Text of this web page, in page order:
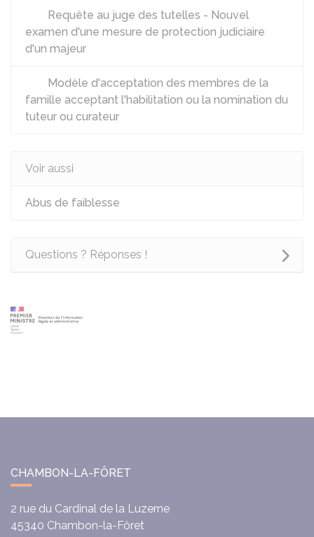
Requête au juge des tutelles - Nouvel
examen d'une mesure de protection judiciaire
d'un majeur
Modèle d'acceptation des membres de la
famille acceptant l'habilitation ou la nomination du
tuteur ou curateur
Voir aussi
Abus de faiblesse
Questions ? Réponses !
CHAMBON-LA-FÔRET
2 rue du Cardinal de la Luzerne
45340 Chambon-la-Fôret